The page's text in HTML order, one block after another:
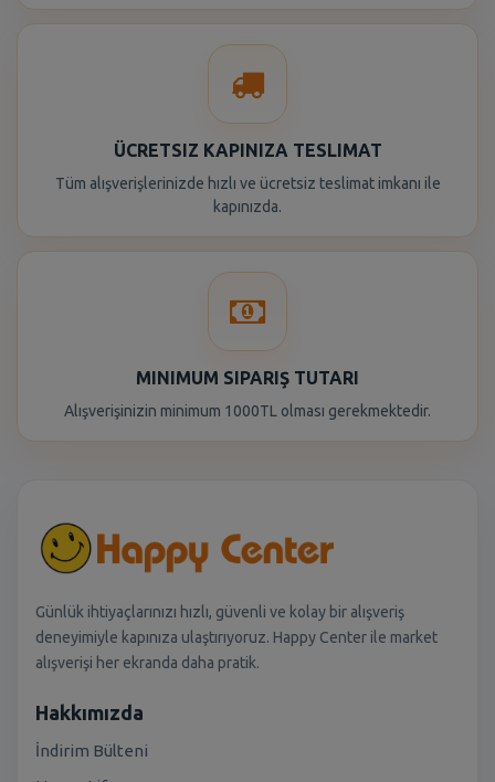
ÜCRETSIZ KAPINIZA TESLIMAT
Tüm alışverişlerinizde hızlı ve ücretsiz teslimat imkanı ile
kapınızda.
MINIMUM SIPARIŞ TUTARI
Alışverişinizin minimum 1000TL olması gerekmektedir.
Günlük ihtiyaçlarınızı hızlı, güvenli ve kolay bir alışveriş
deneyimiyle kapınıza ulaştırıyoruz. Happy Center ile market
alışverişi her ekranda daha pratik.
Hakkımızda
İndirim Bülteni